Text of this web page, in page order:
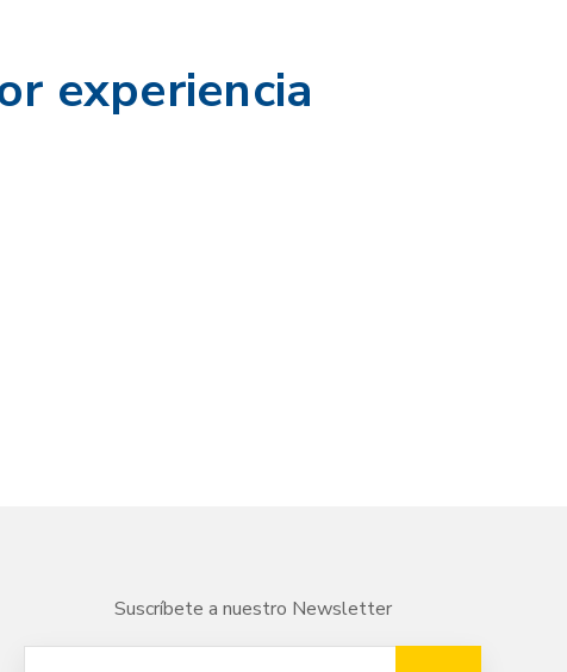
experiencia
Suscríbete a nuestro Newsletter